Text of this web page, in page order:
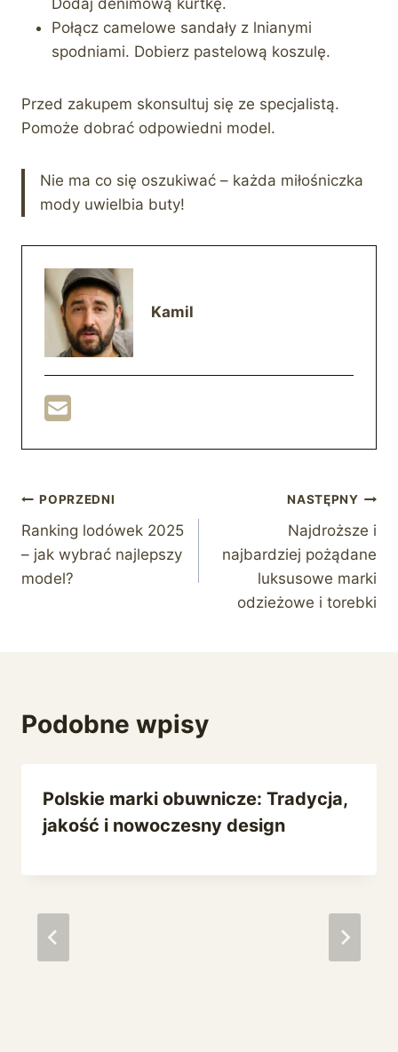
Połącz camelowe sandały z lnianymi
spodniami. Dobierz pastelową koszulę.
Przed zakupem skonsultuj się ze specjalistą.
Pomoże dobrać odpowiedni model.
Nie ma co się oszukiwać – każda miłośniczka
mody uwielbia buty!
Kamil
Nawigacja
wpisu
POPRZEDNI
Ranking lodówek 2025
– jak wybrać najlepszy
model?
NASTĘPNY
Najdroższe i
najbardziej pożądane
luksusowe marki
odzieżowe i torebki
Podobne wpisy
Polskie marki obuwnicze: Tradycja,
jakość i nowoczesny design